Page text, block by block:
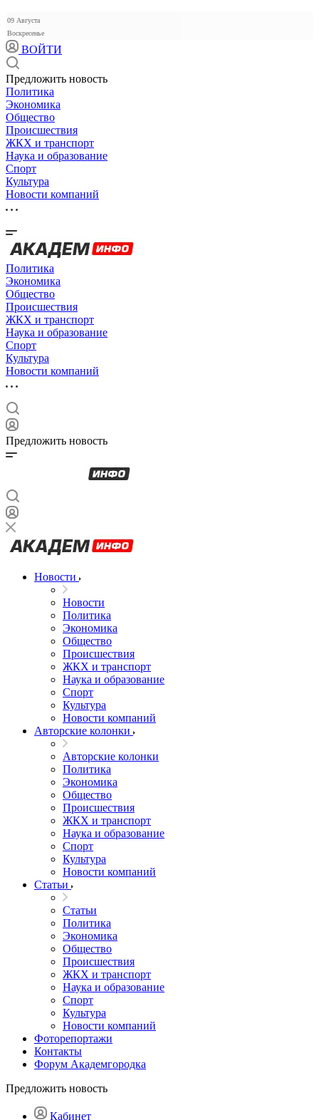
09 Августа
Воскресенье
ВОЙТИ
Предложить новость
Политика
Экономика
Общество
Происшествия
ЖКХ и транспорт
Наука и образование
Спорт
Культура
Новости компаний
Политика
Экономика
Общество
Происшествия
ЖКХ и транспорт
Наука и образование
Спорт
Культура
Новости компаний
Предложить новость
Новости
Новости
Политика
Экономика
Общество
Происшествия
ЖКХ и транспорт
Наука и образование
Спорт
Культура
Новости компаний
Авторские колонки
Авторские колонки
Политика
Экономика
Общество
Происшествия
ЖКХ и транспорт
Наука и образование
Спорт
Культура
Новости компаний
Статьи
Статьи
Политика
Экономика
Общество
Происшествия
ЖКХ и транспорт
Наука и образование
Спорт
Культура
Новости компаний
Фоторепортажи
Контакты
Форум Академгородка
Предложить новость
Кабинет